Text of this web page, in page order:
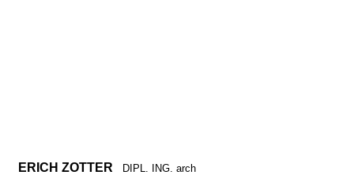
ERICH ZOTTER DIPL. ING. arch